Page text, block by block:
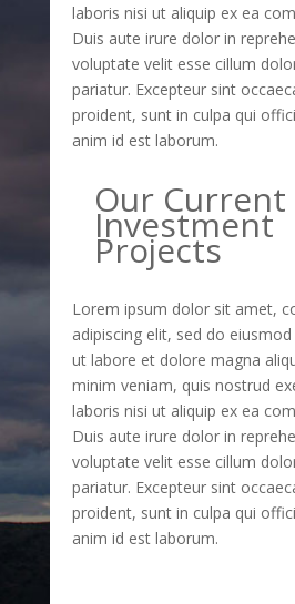
laboris nisi ut aliquip ex ea
Duis aute irure dolor in
voluptate velit esse cillum
pariatur. Excepteur sint
proident, sunt in culpa qui
anim id est laborum.
Our Current
Investment
Projects
Lorem ipsum dolor sit amet,
adipiscing elit, sed do
ut labore et dolore magna
minim veniam, quis nostrud
laboris nisi ut aliquip ex ea
Duis aute irure dolor in
voluptate velit esse cillum
pariatur. Excepteur sint
proident, sunt in culpa qui
anim id est laborum.